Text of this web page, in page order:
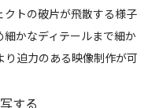
トの破片が飛散する様子
かなディテールまで細か
り迫力のある映像制作が可
する